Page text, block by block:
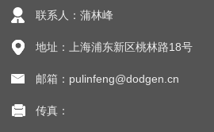
联系人：蒲林峰
地址：上海浦东新区桃林路18号
邮箱：pulinfeng@dodgen.cn
传真：